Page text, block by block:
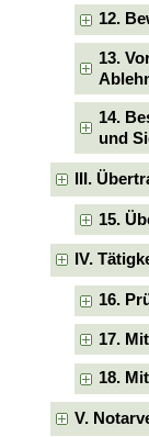
12.
13.
14.
und
III.
15.
IV.
16.
17.
18.
V.